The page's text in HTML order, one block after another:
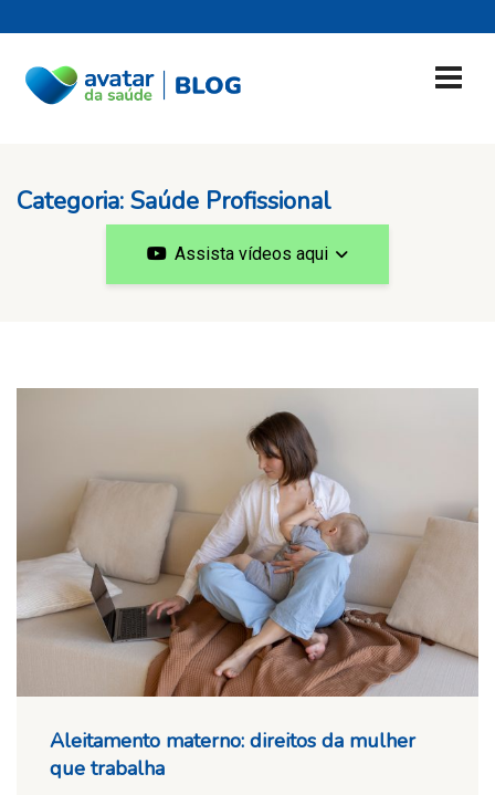
Categoria: Saúde Profissional
Assista vídeos aqui
Aleitamento materno: direitos da mulher
que trabalha